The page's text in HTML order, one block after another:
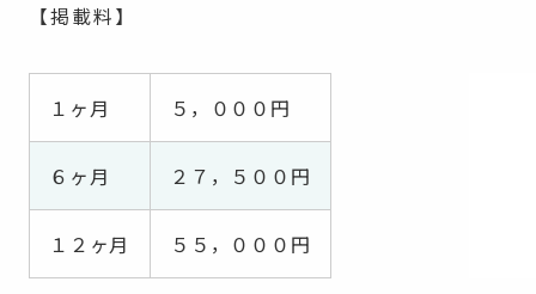
【掲載料】
１ヶ月 ５，０００円
６ヶ月 ２７，５００円
１２ヶ月 ５５，０００円